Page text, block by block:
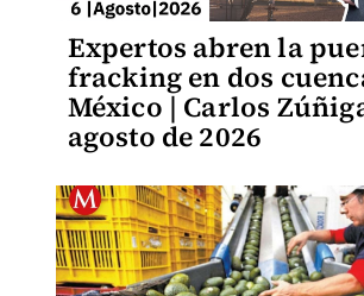
Expertos abren la
fracking en dos
México | Carlos
agosto de 2026